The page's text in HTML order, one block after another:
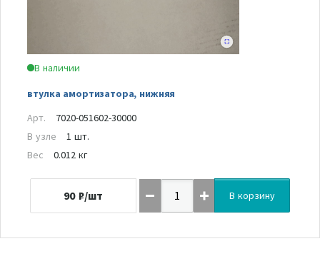
В наличии
втулка амортизатора, нижняя
Арт.
7020-051602-30000
В узле
1 шт.
Вес
0.012 кг
90 ₽/шт В корзину